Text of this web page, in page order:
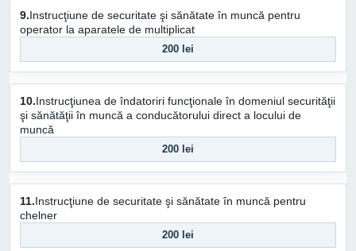
9.Instrucţiune de securitate şi sănătate în muncă pentru
operator la aparatele de multiplicat
200 lei
10.Instrucţiunea de îndatoriri funcţionale în domeniul securităţii
şi sănătăţii în muncă a conducătorului direct a locului de
muncă
200 lei
11.Instrucţiune de securitate şi sănătate în muncă pentru
chelner
200 lei